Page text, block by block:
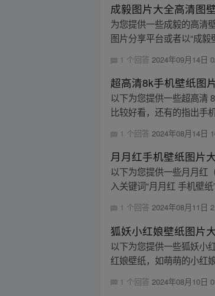
成毅图片大全高清图
为您提供一些成毅的高清
图片分享平台或者以“成
1 个回答2024年09月14日
超高清8k手机壁纸图
以下为您提供一些超高清
比较好看，还有的指出手
1 个回答2024年08月14日
月月红手机壁纸图片
以下为您提供一些月月红
入关键词“月月红 手机壁
1 个回答2024年08月11日
狐妖小红娘壁纸图片
以下为您提供一些狐妖小
红娘壁纸，如萌萌的小红
1 个回答 2024年08月10日